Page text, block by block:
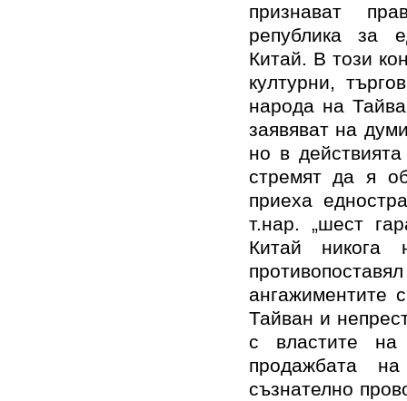
признават
република за
Китай. В този
културни,
народа на
заявяват на
но в
стремят да я
приеха
т.нар. „шест
Китай
ангажиментите
Тайван и
с властите на
продажбата
съзнателно